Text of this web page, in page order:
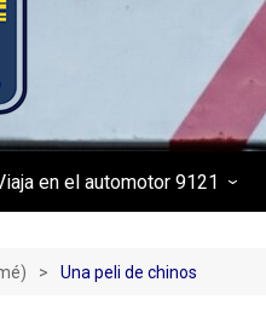
en el automotor 9121
Una peli de chinos